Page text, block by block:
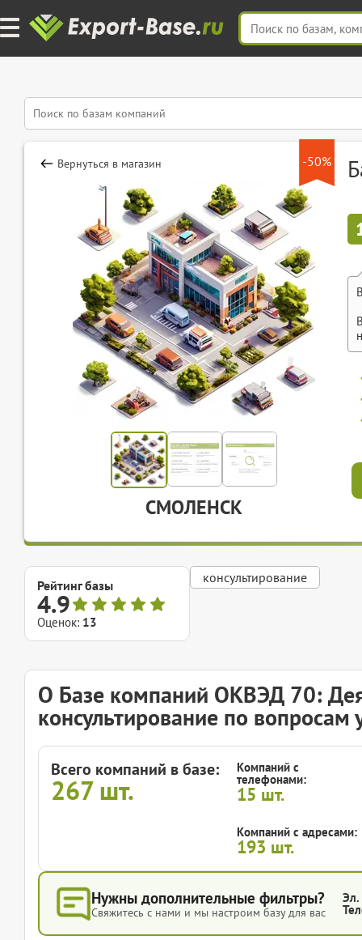
-50%
Вернуться в магазин
СМОЛЕНСК
Рейтинг базы
4.9
Оценок: 13
консультирование
О Базе компаний ОКВЭД 70:
консультирование по
Всего компаний в базе:
267шт.
Компаний с
телефонами:
15 шт.
Компаний с адресами:
193 шт.
Нужны дополнительные фильтры?
Свяжитесь с нами и мы настроим базу для вас
Эл.